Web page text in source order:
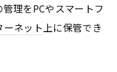
理をPCやスマートフ
ーネット 上に保管でき